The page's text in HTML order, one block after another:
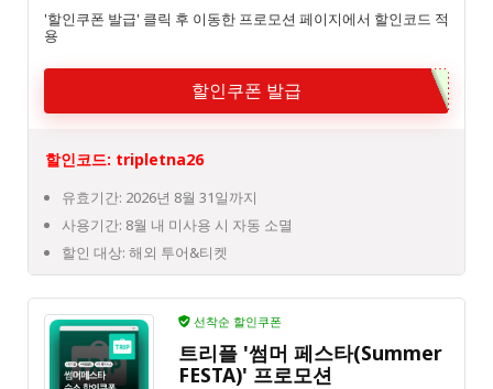
'할인쿠폰 발급' 클릭 후 이동한 프로모션 페이지에서 할인코드 적
용
할인쿠폰 발급
할인코드: tripletna26
유효기간: 2026년 8월 31일까지
사용기간: 8월 내 미사용 시 자동 소멸
할인 대상: 해외 투어&티켓
선착순 할인쿠폰
트리플 '썸머 페스타(Summer
FESTA)' 프로모션